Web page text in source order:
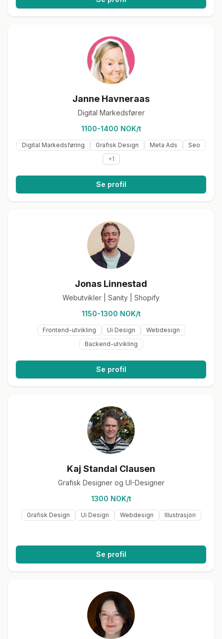
Janne Havneraas
Digital Markedsfører
1100-1400 NOK/t
Digital Markedsføring Grafisk Design Meta Ads
Seo
+1
Se profil
Jonas Linnestad
Webutvikler | Sanity | Shopify
1150-1300 NOK/t
Frontend-utvikling Ui Design
Webdesign
Backend-utvikling
Se profil
Kaj Standal Clausen
Grafisk Designer og UI-Designer
1300 NOK/t
Grafisk Design Ui Design Webdesign Illustrasjon
Se profil